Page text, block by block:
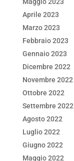
Maggio 2023
Aprile 2023
Marzo 2023
Febbraio 2023
Gennaio 2023
Dicembre 2022
Novembre 2022
Ottobre 2022
Settembre 2022
Agosto 2022
Luglio 2022
Giugno 2022
Maggio 2022